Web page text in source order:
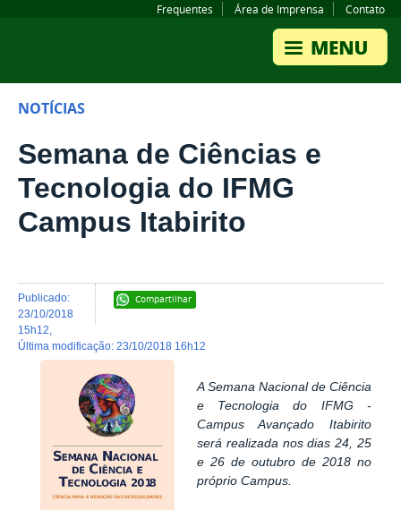
Frequentes
Área de Imprensa Contato
NOTÍCIAS
Semana de Ciências e
Tecnologia do IFMG
Campus Itabirito
Compartilhar
publicado:
23/10/2018
15h12
última modificação: 23/10/2018 16h12
A Semana Nacional de Ciência
e Tecnologia do IFMG -
Campus Avançado Itabirito
será realizada nos dias 24, 25
e 26 de outubro de 2018 no
próprio Campus.